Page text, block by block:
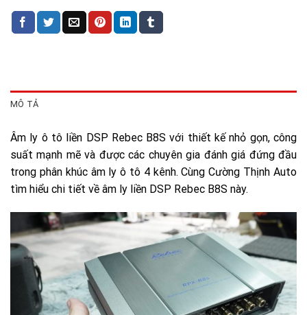
MÔ TẢ
Âm ly ô tô liền DSP Rebec B8S với thiết kế nhỏ gọn, công
suất mạnh mẽ và được các chuyên gia đánh giá đứng đầu
trong phân khúc âm ly ô tô 4 kênh. Cùng Cường Thịnh Auto
tìm hiểu chi tiết về âm ly liền DSP Rebec B8S này.